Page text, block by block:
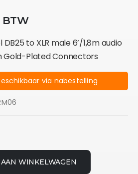
BTW
to XLR male 6’/1,8m audio
Plated Connectors
via nabestelling
WINKELWAGEN